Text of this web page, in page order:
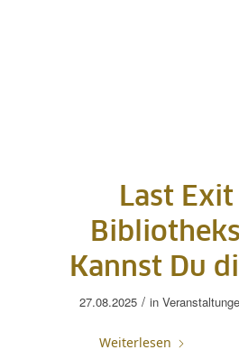
Last
Kannst Du
27.08.2025 / in
Weiterlesen